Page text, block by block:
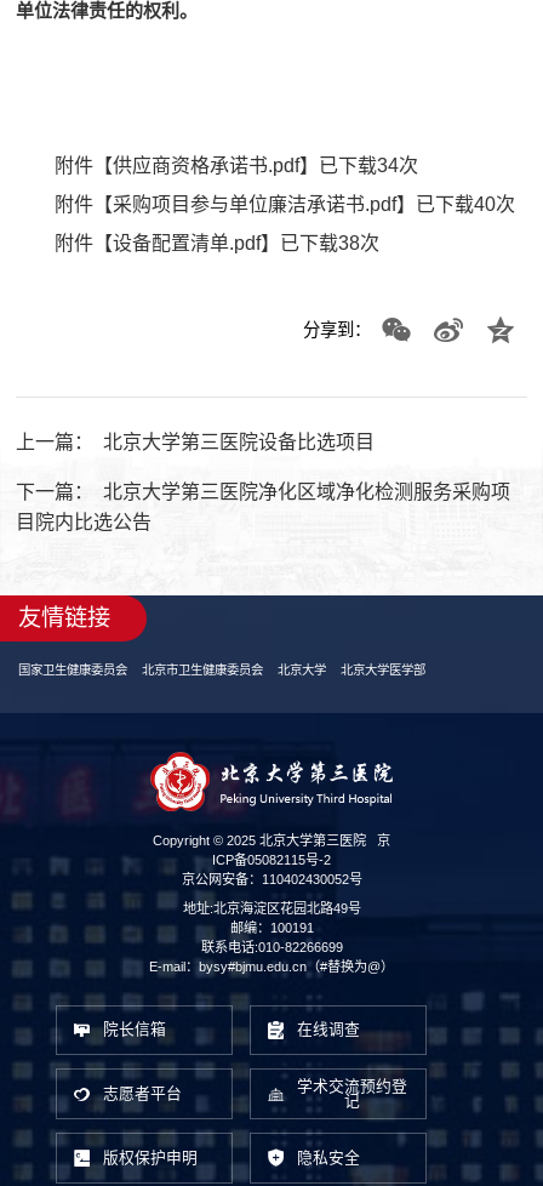
单位法律责任的权利。
附件【供应商资格承诺书.pdf】已下载34次
附件【采购项目参与单位廉洁承诺书.pdf】已下载40次
附件【设备配置清单.pdf】已下载38次
分享到：
上一篇： 北京大学第三医院设备比选项目
下一篇：
北京大学第三医院净化区域净化检测服务采购项
目院内比选公告
友情链接
国家卫生健康委员会 北京市卫生健康委员会 北京大学 北京大学医学部
Copyright © 2025 北京大学第三医院 京
ICP备05082115号-2
京公网安备：110402430052号
地址:北京海淀区花园北路49号
邮编：100191
联系电话:010-82266699
E-mail：bysy#bjmu.edu.cn（#替换为@）
院长信箱 在线调查
志愿者平台
学术交流预约登
记
版权保护申明 隐私安全